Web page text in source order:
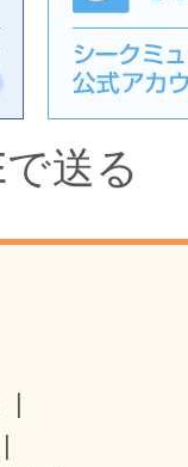
|
|